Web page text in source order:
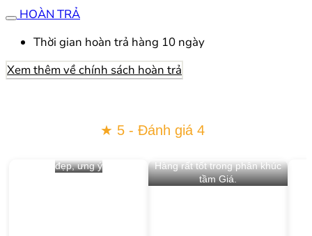
HOÀN TRẢ
Thời gian hoàn trả hàng 10 ngày
Xem thêm về chính sách hoàn trả
★ 5 - Đánh giá 4
đẹp, ưng ý
Hàng rất tốt trong phân khúc
tầm Giá.